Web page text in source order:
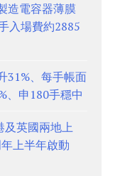
造電容器薄膜
入場費約2885
31%、每手帳面
申180手穩中
及英國兩地上
上半年啟動